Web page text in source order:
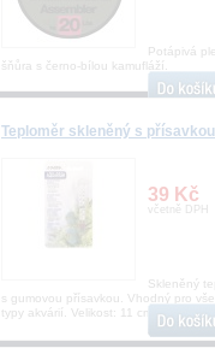
Potápivá
šňůra s černo-bílou kamufláží.
Teploměr skleněný s přísavkou
39 Kč
včetně DPH
Skleněný
s gumovou přísavkou. Vhodný pro
typy akvárií. Velikost: 11 cm, průměr